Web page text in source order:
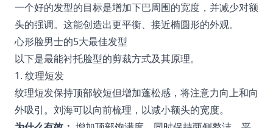
一个好的发型的目标是增加下巴周围的宽度，并减少对额
头的强调。这能创造出更平衡、接近椭圆形的外观。
心形脸男士的5大最佳发型
以下是最能衬托脸型的剪裁方式及其原理。
1. 纹理短发
纹理短发保持顶部较短但增加蓬松感，将注意力向上和向
外吸引。刘海可以向前梳理，以减小额头的宽度。